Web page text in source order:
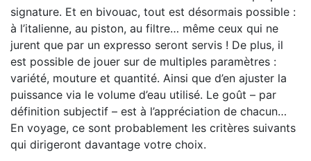
signature. Et en bivouac, tout est désormais possible :
à l’italienne, au piston, au filtre… même ceux qui ne
jurent que par un expresso seront servis ! De plus, il
est possible de jouer sur de multiples paramètres :
variété, mouture et quantité. Ainsi que d’en ajuster la
puissance via le volume d’eau utilisé. Le goût – par
définition subjectif – est à l’appréciation de chacun…
En voyage, ce sont probablement les critères suivants
qui dirigeront davantage votre choix.